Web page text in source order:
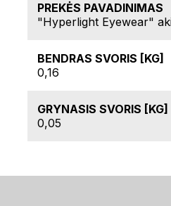
PREKĖS PAVADINIMAS
"Hyperlight Eyewear"
BENDRAS SVORIS [KG]
0,16
GRYNASIS SVORIS [KG]
0,05